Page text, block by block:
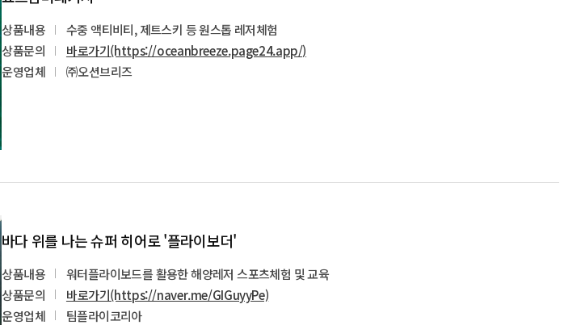
상품내용
수중 액티비티, 제트스키 등 원스톱 레저체험
상품문의
바로가기(https://oceanbreeze.page24.app/)
운영업체
㈜오션브리즈
바다 위를 나는 슈퍼 히어로 '플라이보더'
상품내용
워터플라이보드를 활용한 해양레저 스포츠체험 및 교육
상품문의
바로가기(https://naver.me/GIGuyyPe)
운영업체
팀플라이코리아